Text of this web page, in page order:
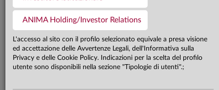
ANIMA Holding/Investor Relations
L'accesso al sito con il profilo selezionato equivale a presa visione
ed accettazione delle Avvertenze Legali, dell'Informativa sulla
Privacy e delle Cookie Policy. Indicazioni per la scelta del profilo
utente sono disponibili nella sezione "Tipologie di utenti".;
La società entra nella classifica
internazionale elaborata da
Newsweek, Plant-A Insights Group e
GIST Impact dedicata alle aziende
più impegnate sui temi della